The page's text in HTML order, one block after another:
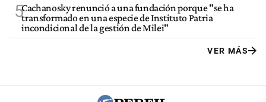
5Cachanosky renunció a una fundación porque "se ha
transformado en una especie de Instituto Patria
incondicional de la gestión de Milei"
VER MÁS